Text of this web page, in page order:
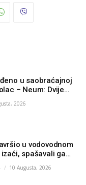
u saobraćajnoj
– Neum: Dvije
tjelesne povrede
2026
u vodovodnom
spašavali ga
- 10 Augusta, 2026